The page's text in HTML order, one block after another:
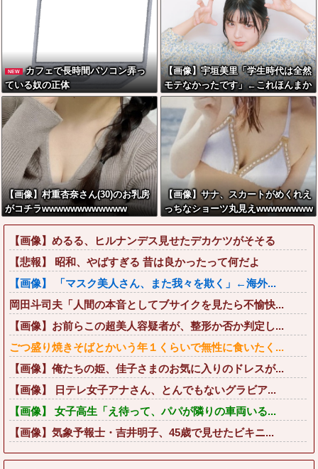
NEW
カフェで長時間パソコン弄っ
ている奴の正体
【画像】宇垣美里「学生時代は全然
モテなかったです」←これほんまか
ぁ？w w w w w w w w
【画像】村重杏奈さん(30)のお乳房
がコチラwwwwwwwwwwww
【画像】サナ、スカートがめくれえ
っちなショーツ丸見えwwwwwwww
【画像】めるる、ヒルナンデス見せたデカケツがそそる
【悲報】 昭和、やばすぎる 昔は良かったって何だよ
【画像】 「マスク美人さん、また我々を欺く」←海外...
岡田斗司夫「人間の本音としてブサイクを見たら不愉快...
【画像】お前らこの超美人容疑者が、整形か否か判定し...
ごつ盛り焼きそばとかいう年１くらいで無性に食いたく...
【画像】俺たちの姫、佳子さまのお気に入りのドレスが...
【画像】 日テレ女子アナさん、とんでもないグラビア...
【画像】 女子高生「え待って、パパが隣りの車両いる...
【画像】気象予報士・吉井明子、45歳で見せたビキニ...